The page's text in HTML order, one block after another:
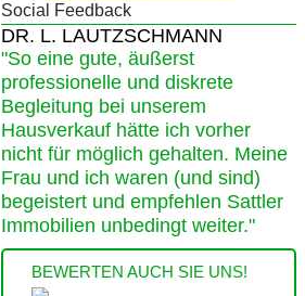
Social Feedback
DR. L. LAUTZSCHMANN
"So eine gute, äußerst
professionelle und diskrete
Begleitung bei unserem
Hausverkauf hätte ich vorher
nicht für möglich gehalten. Meine
Frau und ich waren (und sind)
begeistert und empfehlen Sattler
Immobilien unbedingt weiter."
BEWERTEN AUCH SIE UNS!